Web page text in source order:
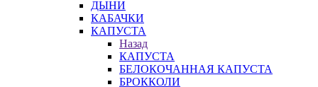
ДЫНИ
КАБАЧКИ
КАПУСТА
Назад
КАПУСТА
БЕЛОКОЧАННАЯ КАПУСТА
БРОККОЛИ